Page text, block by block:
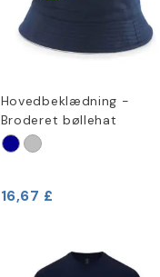
Hovedbeklædning -
Broderet bøllehat
16,67 £